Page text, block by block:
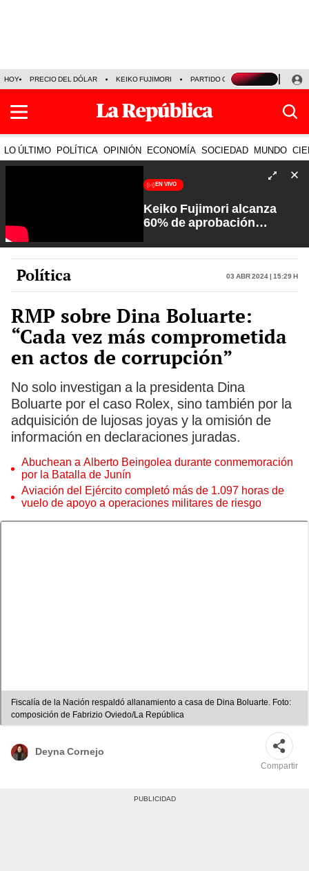
HOY PRECIO DEL DÓLAR KEIKO FUJIMORI PARTIDO OBRAS ARMONÍA 10
LO ÚLTIMO POLÍTICA OPINIÓN ECONOMÍA SOCIEDAD MUNDO
EN VIVO
Keiko Fujimori alcanza
60% de aprobación
Rosa María Palacios
Política 03 Abr 2024 | 15:29 h
RMP sobre Dina Boluarte:
“Cada vez más comprometida
en actos de corrupción”
No solo investigan a la presidenta Dina
Boluarte por el caso Rolex, sino también por la
adquisición de lujosas joyas y la omisión de
información en declaraciones juradas.
Abuchean a Alberto Beingolea durante conmemoración
por la Batalla de Junín
Aviación del Ejército completó más de 1.097 horas de
vuelo de apoyo a operaciones militares de riesgo
Fiscalía de la Nación respaldó allanamiento a casa de Dina Boluarte. Foto:
composición de Fabrizio Oviedo/La República
Deyna Cornejo
Compartir